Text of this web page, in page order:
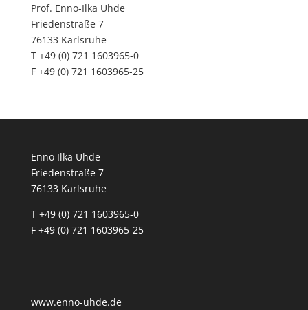
Prof. Enno-Ilka Uhde
Friedenstraße 7
76133 Karlsruhe
T +49 (0) 721 1603965-0
F +49 (0) 721 1603965-25
Enno Ilka Uhde
Friedenstraße 7
76133 Karlsruhe
T +49 (0) 721 1603965-0
F +49 (0) 721 1603965-25
www.enno-uhde.de